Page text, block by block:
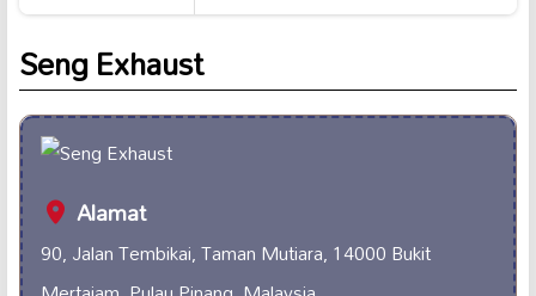
Seng Exhaust
Alamat
90, Jalan Tembikai, Taman Mutiara, 14000 Bukit